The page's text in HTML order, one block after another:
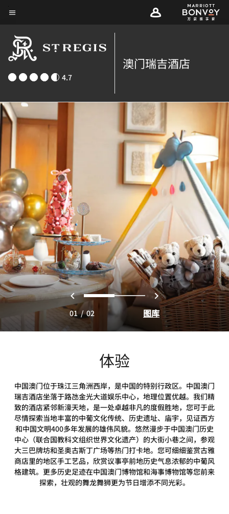
Skip
main
content
4.7
澳门瑞吉酒店
上一页
0 1 下一页
01/02 图库
体验
中国澳门位于珠江三角洲西岸，是中国的特别行政区。中国澳门
瑞吉酒店坐落于路氹金光大道娱乐中心，地理位置优越。我们精
致的酒店紧邻新濠天地，是一处卓越非凡的度假胜地，您可于此
尽情探索当地丰富的中葡文化传统、历史遗址、庙宇，见证西方
和中国文明400多年发展的雄伟风貌。悠然漫步于中国澳门历史
中心（联合国教科文组织世界文化遗产）的大街小巷之间，参观
大三巴牌坊和圣奥古斯丁广场等热门打卡地。您可细细鉴赏古雅
商店里的地区手工艺品，欣赏议事亭前地历史气息浓郁的中葡风
格建筑。更多历史足迹在中国澳门博物馆和海事博物馆等您前来
探索，壮观的舞龙舞狮更为节日增添不同光彩。